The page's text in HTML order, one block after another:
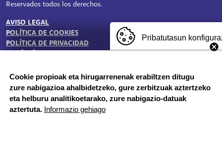
Reservados todos los derechos.
TESTU-LEGALAK
AVISO LEGAL
POLÍTICA DE COOKIES
POLÍTICA DE PRIVACIDAD
HORARIO DE SECRETARÍA:
De lunes a jueves 8:00 - 18:00
Viernes 8:00 - 17:00
Pribatutasun
Cookie propioak eta hirugarrenenak erabiltzen ditugu
zure nabigazioa ahalbidetzeko, gure zerbitzuak aztertzeko
eta helburu analitikoetarako, zure nabigazio-datuak
aztertuta. Informazio gehiago